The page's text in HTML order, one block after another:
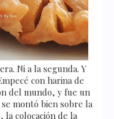
Ni a la segunda. Y
con harina de
del mundo, y fue un
montó bien sobre la
colocación de la